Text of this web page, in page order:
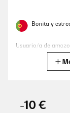
Bonita y
Usuario/a de
-10 €